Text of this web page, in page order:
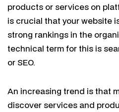
products or services on
is crucial that your website
strong rankings in the
technical term for this is
or SEO.
An increasing trend is that
discover services and